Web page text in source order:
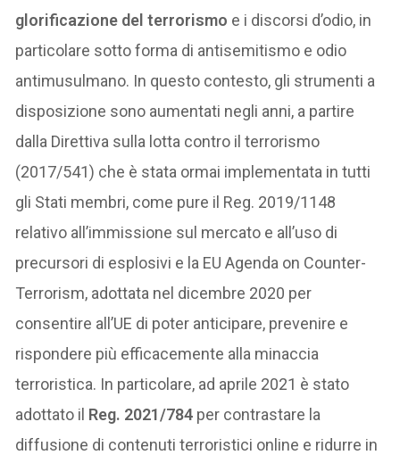
glorificazione del terrorismo e i discorsi d’odio, in
particolare sotto forma di antisemitismo e odio
antimusulmano. In questo contesto, gli strumenti a
disposizione sono aumentati negli anni, a partire
dalla Direttiva sulla lotta contro il terrorismo
(2017/541) che è stata ormai implementata in tutti
gli Stati membri, come pure il Reg. 2019/1148
relativo all’immissione sul mercato e all’uso di
precursori di esplosivi e la EU Agenda on Counter-
Terrorism, adottata nel dicembre 2020 per
consentire all’UE di poter anticipare, prevenire e
rispondere più efficacemente alla minaccia
terroristica. In particolare, ad aprile 2021 è stato
adottato il Reg. 2021/784 per contrastare la
diffusione di contenuti terroristici online e ridurre in